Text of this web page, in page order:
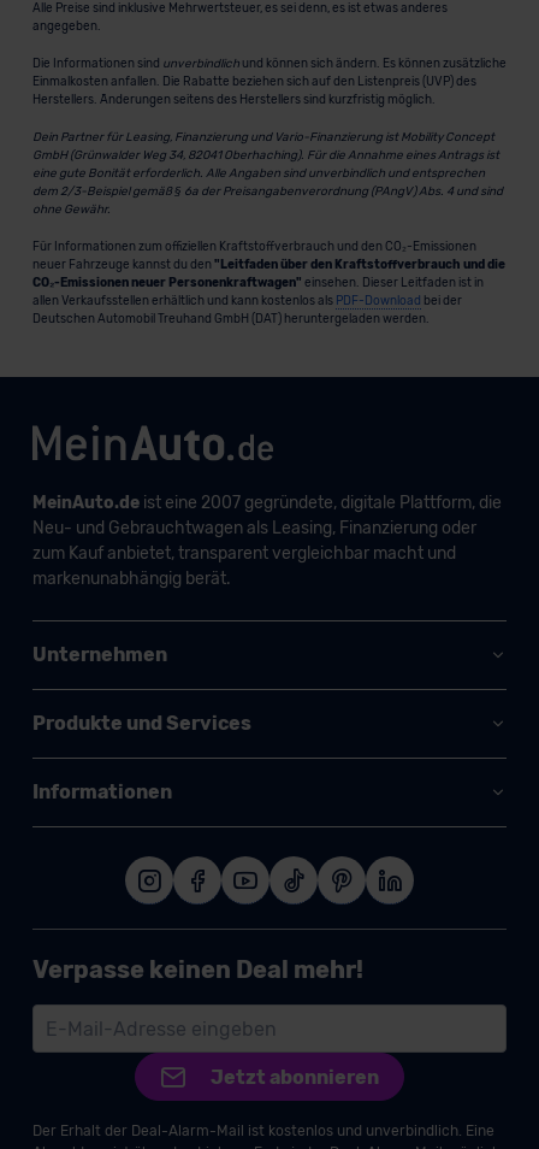
Alle Preise sind inklusive Mehrwertsteuer, es sei denn, es ist etwas anderes
angegeben.
Die Informationen sind unverbindlichund können sich ändern. Es können zusätzliche
Einmalkosten anfallen. Die Rabatte beziehen sich auf den Listenpreis (UVP) des
Herstellers. Änderungen seitens des Herstellers sind kurzfristig möglich.
Dein Partner für Leasing, Finanzierung und Vario-Finanzierung ist Mobility Concept
GmbH (Grünwalder Weg 34, 82041 Oberhaching). Für die Annahme eines Antrags ist
eine gute Bonität erforderlich. Alle Angaben sind unverbindlich und entsprechen
dem 2/3-Beispiel gemäß § 6a der Preisangabenverordnung (PAngV) Abs. 4 und sind
ohne Gewähr.
Für Informationen zum offiziellen Kraftstoffverbrauch und den CO₂-Emissionen
neuer Fahrzeuge kannst du den "Leitfaden über den Kraftstoffverbrauch und die
CO₂-Emissionen neuer Personenkraftwagen" einsehen. Dieser Leitfaden ist in
allen Verkaufsstellen erhältlich und kann kostenlos als PDF-Download bei der
Deutschen Automobil Treuhand GmbH (DAT) heruntergeladen werden.
MeinAuto.deist eine 2007 gegründete, digitale Plattform, die
Neu- und Gebrauchtwagen als Leasing, Finanzierung oder
zum Kauf anbietet, transparent vergleichbar macht und
markenunabhängig berät.
Unternehmen
Produkte und Services
Informationen
Verpasse keinen Deal mehr!
Jetzt abonnieren
Der Erhalt der Deal-Alarm-Mail ist kostenlos und unverbindlich. Eine